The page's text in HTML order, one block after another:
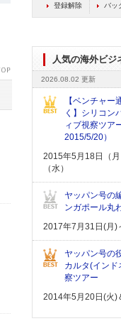
登録解除 バッ
人気の海外ビジ
2026.08.02 更新
【ベンチャー
く】シリコン
ィブ視察ツア
2015/5/20）
2015年5月18日（月
（水）
ヤッパン号の
ンガポール丸
2017年7月31日(月)
ヤッパン号の
カルタ(インド
察ツアー
2014年5月20日(火)